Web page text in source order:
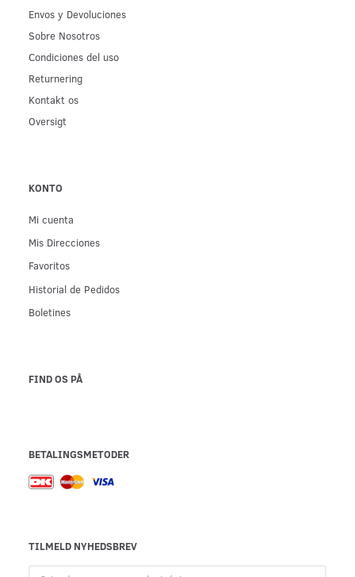
Env­os y Devoluciones
Sobre Nosotros
Condiciones del uso
Returnering
Kontakt os
Oversigt
KONTO
Mi cuenta
Mis Direcciones
Favoritos
Historial de Pedidos
Boletines
FIND OS PÅ
BETALINGSMETODER
TILMELD NYHEDSBREV